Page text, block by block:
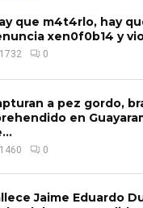
que m4t4rlo, hay
xen0f0b14 y
1732 0
a pez gordo,
en
1460 0
Jaime Eduardo